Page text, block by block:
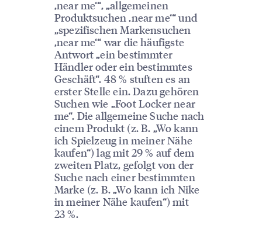
‚near me‘“, „allgemeinen
Produktsuchen ‚near me‘“ und
„spezifischen Markensuchen
‚near me‘“ war die häufigste
Antwort „ein bestimmter
Händler oder ein bestimmtes
Geschäft“. 48 % stuften es an
erster Stelle ein. Dazu gehören
Suchen wie „Foot Locker near
me“. Die allgemeine Suche nach
einem Produkt (z. B. „Wo kann
ich Spielzeug in meiner Nähe
kaufen“) lag mit 29 % auf dem
zweiten Platz, gefolgt von der
Suche nach einer bestimmten
Marke (z. B. „Wo kann ich Nike
in meiner Nähe kaufen“) mit
23 %.